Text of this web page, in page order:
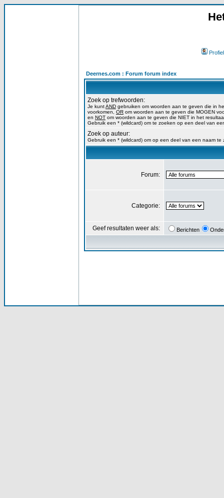
Profiel
Deernes.com : Forum forum index
Zoek op trefwoorden:
Je kuntAND gebruiken om woorden aan te geven die in
voorkomen, OR om woorden aan te geven die MOGEN
en NOT om woorden aan te geven die NIET in het
Gebruik een * (wildcard) om te zoeken op een deel van
Zoek op auteur:
Gebruik een * (wildcard) om op een deel van een naam te
Forum:
Categorie:
Geef resultaten weer als: Berichten